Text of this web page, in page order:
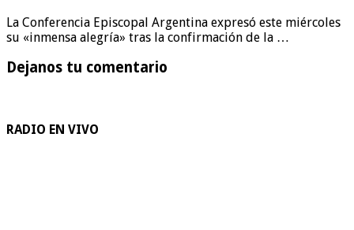
La Conferencia Episcopal Argentina expresó este miércoles
su «inmensa alegría» tras la confirmación de la …
Dejanos tu comentario
RADIO EN VIVO